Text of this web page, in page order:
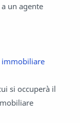
un agente
immobiliare
si occuperà il